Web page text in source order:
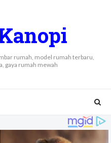
rumah, model rumah terbaru,
gaya rumah mewah